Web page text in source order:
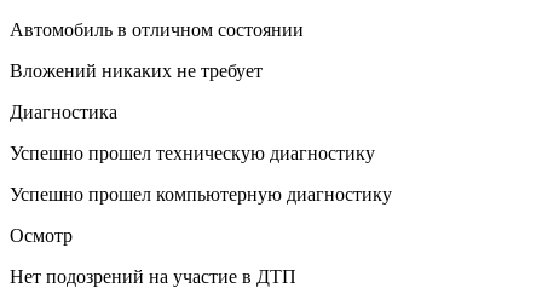
Автомобиль в отличном состоянии
Вложений никаких не требует
Диагностика
Успешно прошел техническую диагностику
Успешно прошел компьютерную диагностику
Осмотр
Нет подозрений на участие в ДТП